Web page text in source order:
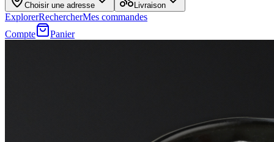
Choisir une adresse Livraison
ExplorerRechercherMes commandes
Compte
Panier